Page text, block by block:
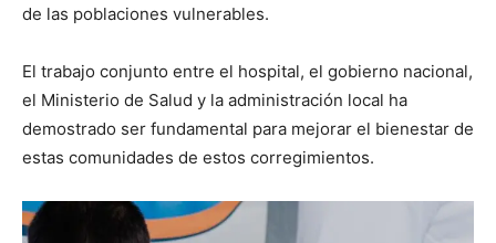
de las poblaciones vulnerables.
El trabajo conjunto entre el hospital, el gobierno nacional,
el Ministerio de Salud y la administración local ha
demostrado ser fundamental para mejorar el bienestar de
estas comunidades de estos corregimientos.